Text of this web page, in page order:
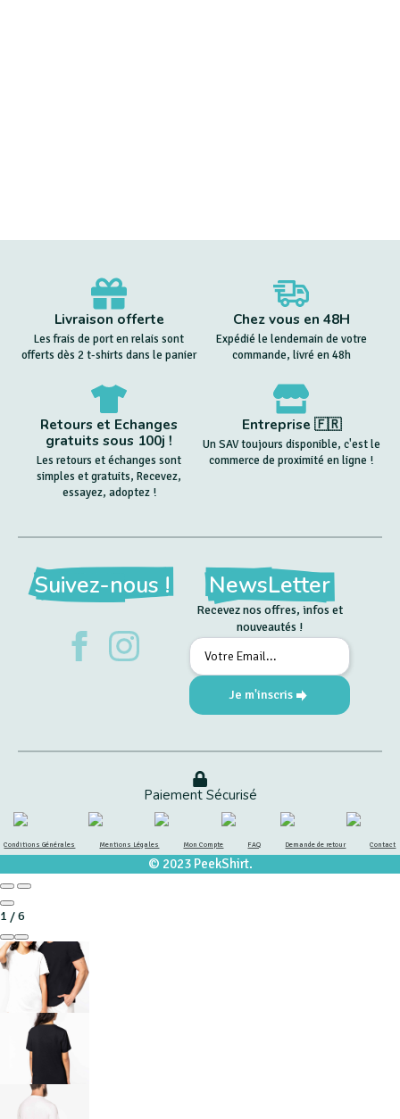
Livraison offerte
Les frais de port en relais sont
offerts dès 2 t-shirts dans le panier
Chez vous en 48H
Expédié le lendemain de votre
commande, livré en 48h
Retours et Echanges
gratuits sous 100j !
Les retours et échanges sont
simples et gratuits, Recevez,
essayez, adoptez !
Entreprise 🇫🇷
Un SAV toujours disponible, c'est le
commerce de proximité en ligne !
Suivez-nous ! NewsLetter
Recevez nos offres, infos et
nouveautés !
Email
Je m'inscris
Paiement Sécurisé
Conditions Générales Mentions Légales Mon Compte FAQ Demande de retour Contact
© 2023 PeekShirt.
1 /6